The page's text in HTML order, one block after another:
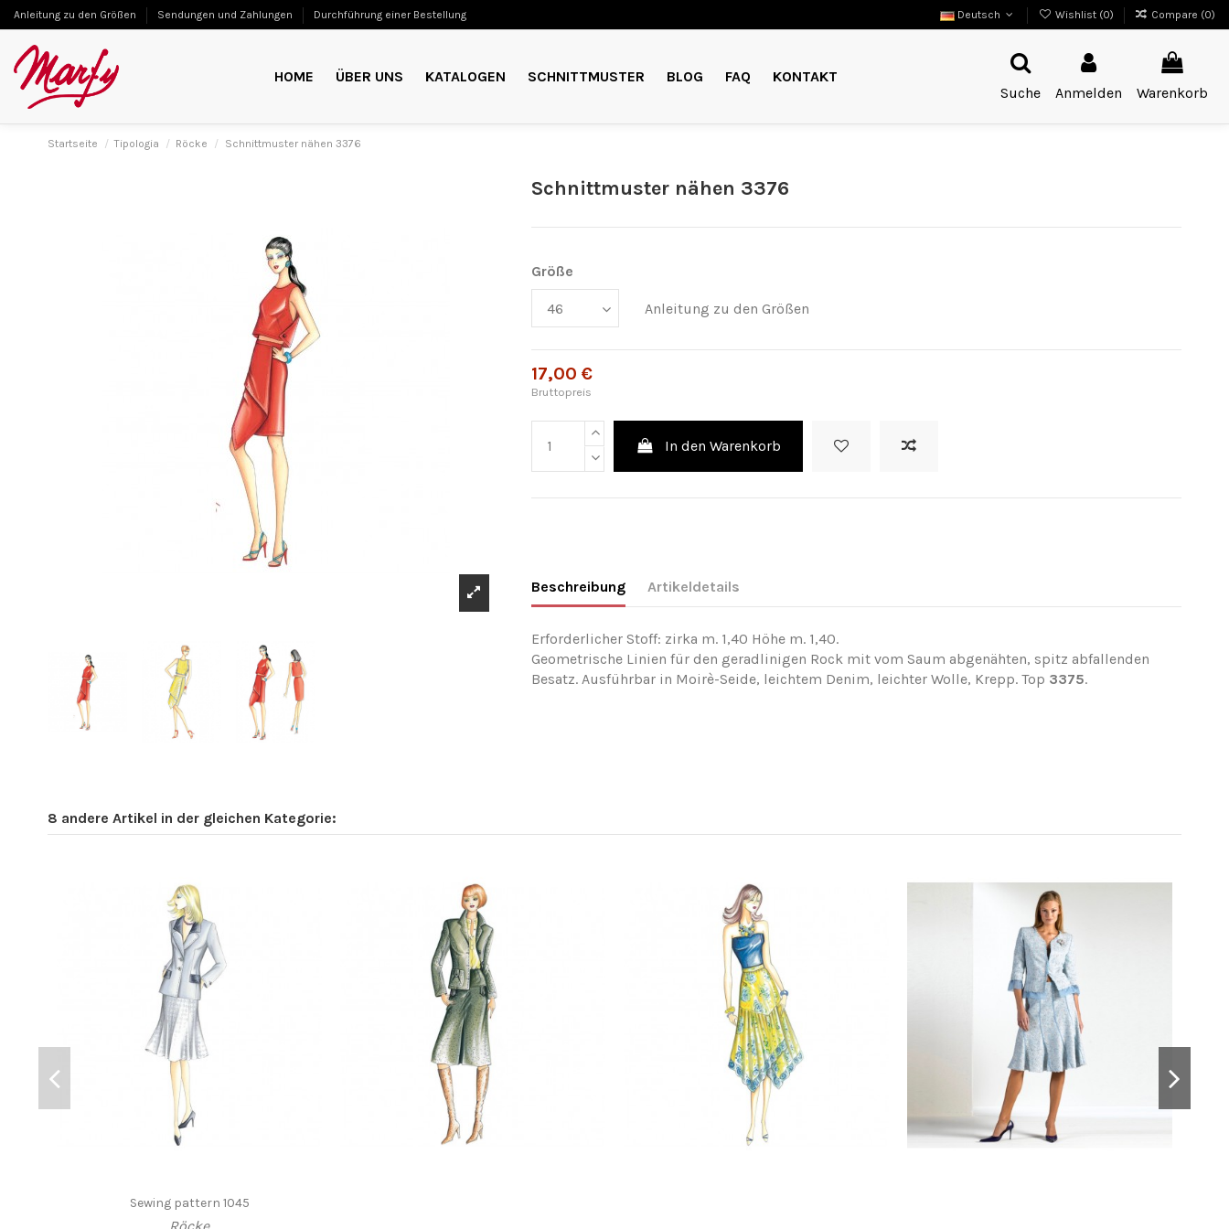
Anleitung zu den Größen Sendungen und Zahlungen Durchführung einer Bestellung Deutsch Wishlist (0) Compare (0)
HOME ÜBER UNS KATALOGEN SCHNITTMUSTER BLOG FAQ
KONTAKT
Suche
Anmelden Warenkorb
Startseite Tipologia Röcke Schnittmuster nähen 3376
Schnittmuster nähen 3376
Größe
Anleitung zu den Größen
17,00 €
Bruttopreis
In den Warenkorb
Beschreibung Artikeldetails
Erforderlicher Stoff: zirka m. 1,40 Höhe m. 1,40.
Geometrische Linien für den geradlinigen Rock mit vom Saum abgenähten, spitz abfallenden
Besatz. Ausführbar in Moirè-Seide, leichtem Denim, leichter Wolle, Krepp. Top 3375.
8 andere Artikel in der gleichen Kategorie:
Sewing pattern 1045